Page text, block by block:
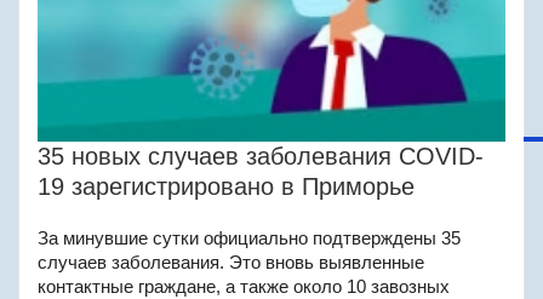
35 новых случаев заболевания COVID-
19 зарегистрировано в Приморье
За минувшие сутки официально подтверждены 35
случаев заболевания. Это вновь выявленные
контактные граждане, а также около 10 завозных